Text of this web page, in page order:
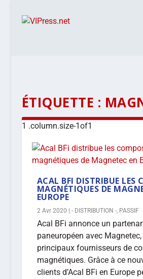
ÉTIQUETTE :
ACAL BFI DISTRIBUE LES
MAGNÉTIQUES DE
EUROPE
2 Avr 2020 - DISTRIBUTION -, PASSIF
Acal BFi annonce un
paneuropéen avec Magnetec,
principaux fournisseurs de
magnétiques. Grâce à ce
clients d’Acal BFi en Europe